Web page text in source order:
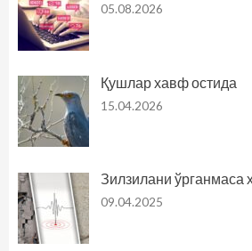
05.08.2026
Қушлар хавф остида
15.04.2026
Зилзилани ўрганмаса
09.04.2025